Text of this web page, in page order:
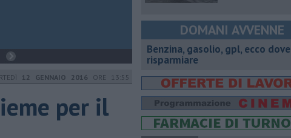
12 GENNAIO 2016 ORE 13:55
per il
DOMANI AVVENNE
​Benzina, gasolio, gpl, ecco dove
risparmiare